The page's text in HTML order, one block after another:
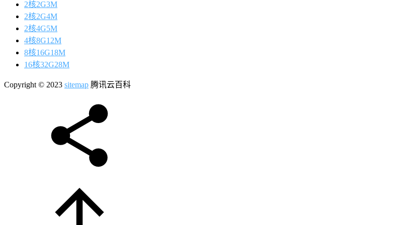
2核2G3M
2核2G4M
2核4G5M
4核8G12M
8核16G18M
16核32G28M
Copyright © 2023 sitemap 腾讯云百科